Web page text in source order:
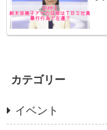
カテゴリー
イベント